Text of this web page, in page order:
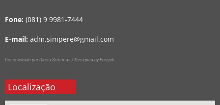
Fone: (081) 9 9981-7444
E-mail: adm.simpere@gmail.com
Desenvolvido por Direta Sistemas / Designed by Freepik
Localização